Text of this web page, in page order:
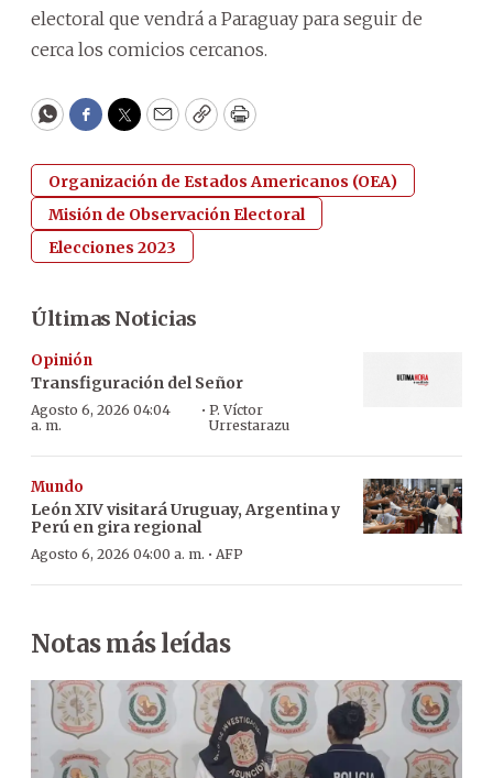
electoral que vendrá a Paraguay para seguir de
cerca los comicios cercanos.
WhatsApp
Facebook
Twitter
EmailCopyPrint
Organización de Estados Americanos (OEA)
Misión de Observación Electoral
Elecciones 2023
Últimas Noticias
Opinión
Transfiguración del Señor
Agosto 6, 2026 04:04
a. m.
· P. Víctor
Urrestarazu
Mundo
León XIV visitará Uruguay, Argentina y
Perú en gira regional
Agosto 6, 2026 04:00 a. m. · AFP
Notas más leídas